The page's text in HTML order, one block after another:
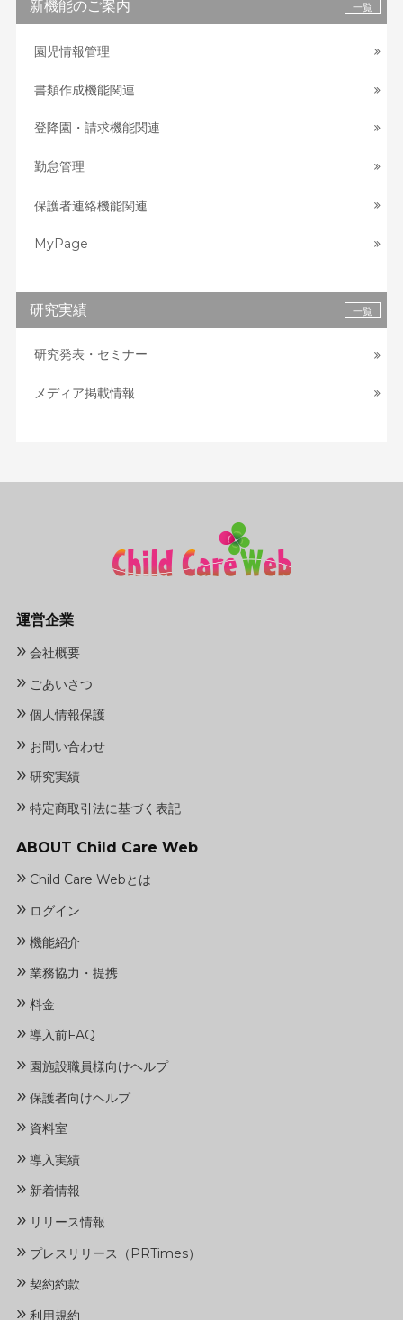
新機能のご案内 一覧
園児情報管理
書類作成機能関連
登降園・請求機能関連
勤怠管理
保護者連絡機能関連
MyPage
研究実績 一覧
研究発表・セミナー
メディア掲載情報
運営企業
» 会社概要
» ごあいさつ
» 個人情報保護
» お問い合わせ
» 研究実績
» 特定商取引法に基づく表記
ABOUT Child Care Web
» Child Care Webとは
» ログイン
» 機能紹介
» 業務協力・提携
» 料金
» 導入前FAQ
» 園施設職員様向けヘルプ
» 保護者向けヘルプ
» 資料室
» 導入実績
» 新着情報
» リリース情報
» プレスリリース（PRTimes）
» 契約約款
» 利用規約